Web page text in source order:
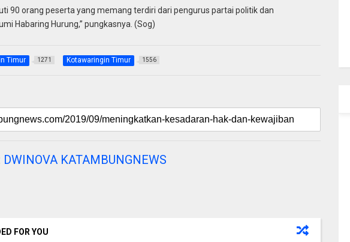
90 orang peserta yang memang terdiri dari pengurus partai politik dan
Habaring Hurung,” pungkasnya. (Sog)
Timur 1271 Kotawaringin Timur 1556
DWINOVA KATAMBUNGNEWS
FOR YOU